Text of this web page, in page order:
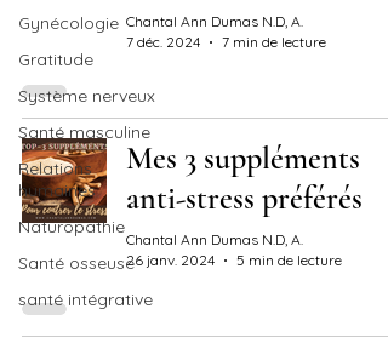
Gynécologie
Gratitude
Système nerveux
Santé masculine
Relations
humaines
Naturopathie
Santé osseuse
santé intégrative
Chantal Ann Dumas N.D, A.
7 déc. 2024
7 min de lecture
Mes 3 suppléments
anti-stress préférés
Chantal Ann Dumas N.D, A.
26 janv. 2024
5 min de lecture